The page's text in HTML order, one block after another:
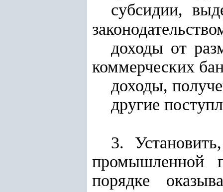
субсидии,
доходы от
коммерческих
доходы,
другие
3.
промышленной
порядке